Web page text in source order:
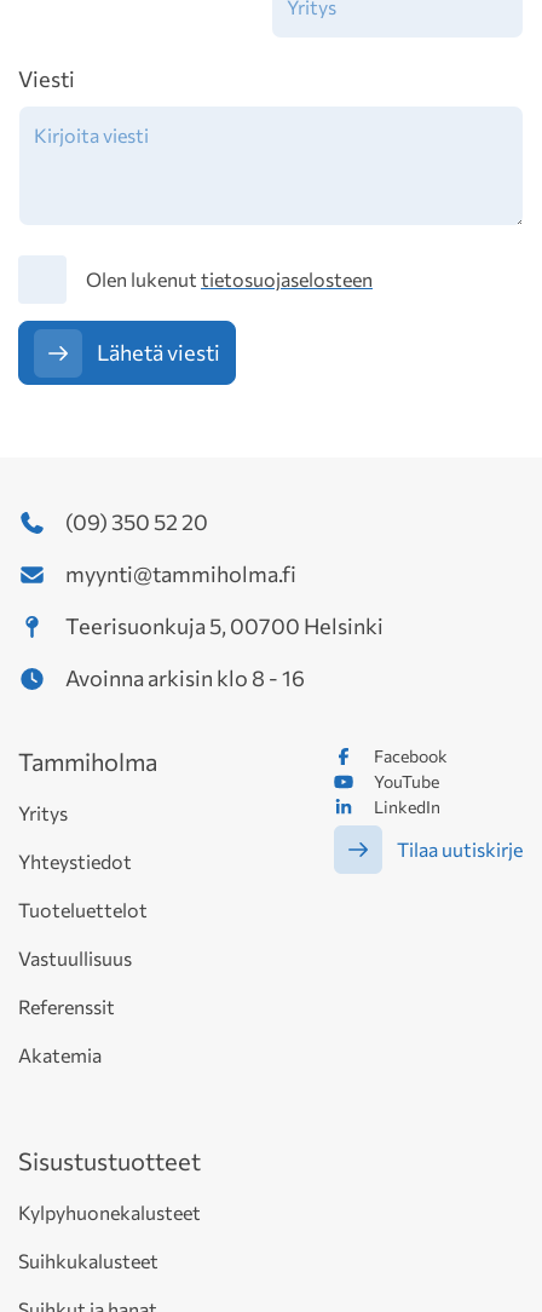
Viesti
TietosuojaOlen lukenut tietosuojaselosteen
Lähetä viesti
(09) 350 52 20
myynti@tammiholma.fi
Teerisuonkuja 5, 00700 Helsinki
Avoinna arkisin klo 8 - 16
Facebook
YouTube
LinkedIn
Tilaa uutiskirje
Tammiholma
Yritys
Yhteystiedot
Tuoteluettelot
Vastuullisuus
Referenssit
Akatemia
Sisustustuotteet
Kylpyhuonekalusteet
Suihkukalusteet